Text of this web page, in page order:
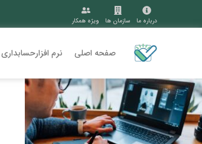
درباره ما سازمان ها ویژه همکار
صفحه اصلی نرم افزارحسابداری